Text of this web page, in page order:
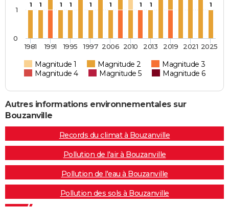
1 1 1 1 1 1 1 1 1
Magnitude 1 Magnitude 2
Magnitude 3
Magnitude 4
Magnitude 5 Magnitude 6
1981 1991 1995 1997 2006 2010 2013 2019 2021 2025
0
1
Autres informations environnementales sur
Bouzanville
Records du climat à Bouzanville
Pollution de l'air à Bouzanville
Pollution de l'eau à Bouzanville
Pollution des sols à Bouzanville